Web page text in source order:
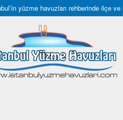
yüzme havuzları rehberinde ilçe